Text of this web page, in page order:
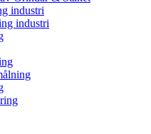
industri
industri